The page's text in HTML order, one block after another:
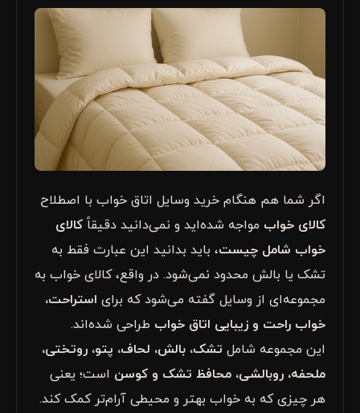
اگر شما هم هنگام خرید وسایل اتاق خواب با اصطلاح
کالای خواب مواجه شده‌اید و نمی‌دانید دقیقاً کالای
خواب شامل چیست، باید بدانید این عبارت فقط به
تشک یا بالش محدود نمی‌شود. در واقع، کالای خواب به
مجموعه‌ای از وسایل گفته می‌شود که برای استراحت،
خواب راحت و زیبایی اتاق خواب طراحی شده‌اند.
این مجموعه شامل تشک، بالش، لحاف، پتو، روتختی،
ملحفه، روبالشی، محافظ تشک و کوسن است؛ یعنی
هر چیزی که به خواب بهتر و محیطی آرام‌تر کمک کند.